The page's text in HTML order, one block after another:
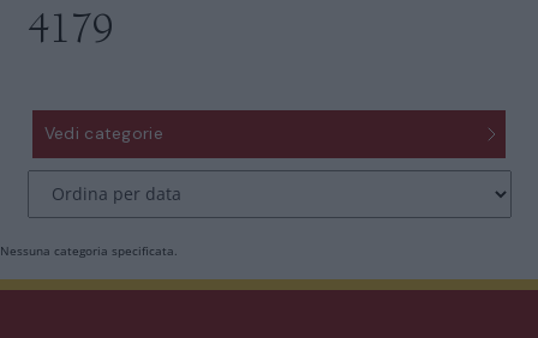
CATALOGO COMPLETO
ARMADI
4179
Vedi categorie
Nessuna categoria specificata.